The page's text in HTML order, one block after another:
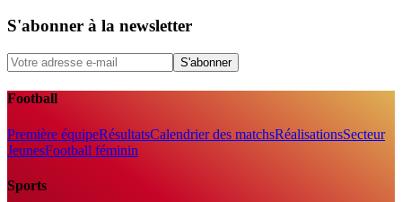
S'abonner à la newsletter
S'abonner
Football
Première équipeRésultatsCalendrier des matchsRéalisationsSecteur
JeunesFootball féminin
Sports